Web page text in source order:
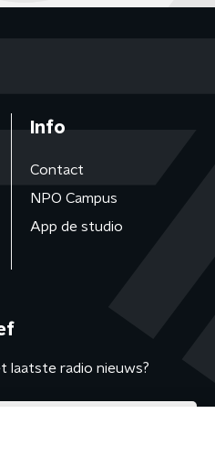
Info
Contact
NPO Campus
App de studio
laatste radio nieuws?